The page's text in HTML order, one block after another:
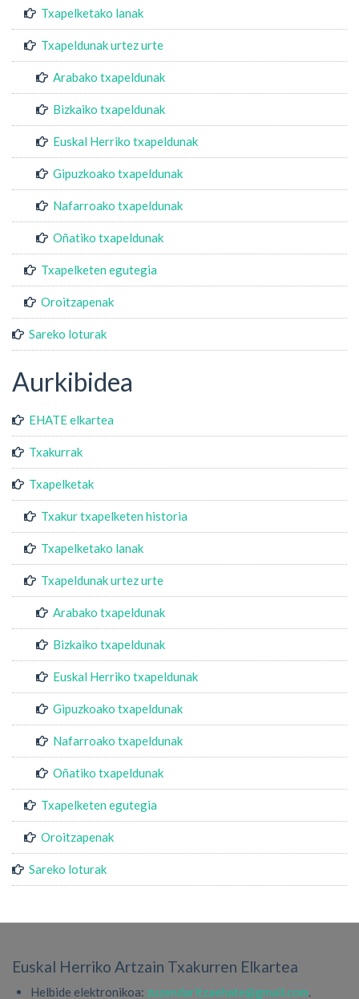
Txapelketako lanak
Txapeldunak urtez urte
Arabako txapeldunak
Bizkaiko txapeldunak
Euskal Herriko txapeldunak
Gipuzkoako txapeldunak
Nafarroako txapeldunak
Oñatiko txapeldunak
Txapelketen egutegia
Oroitzapenak
Sareko loturak
Aurkibidea
EHATE elkartea
Txakurrak
Txapelketak
Txakur txapelketen historia
Txapelketako lanak
Txapeldunak urtez urte
Arabako txapeldunak
Bizkaiko txapeldunak
Euskal Herriko txapeldunak
Gipuzkoako txapeldunak
Nafarroako txapeldunak
Oñatiko txapeldunak
Txapelketen egutegia
Oroitzapenak
Sareko loturak
Euskal Herriko Artzain Txakurren Elkartea
Helbide elektronikoa: zuzendaritzaehate@gmail.com